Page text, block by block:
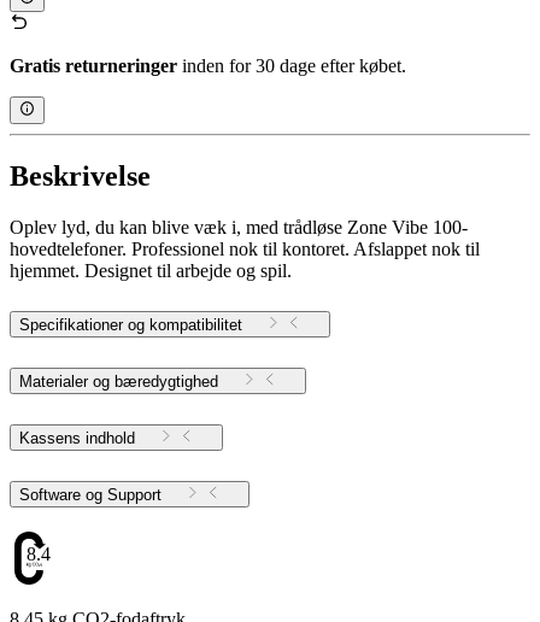
Gratis returneringer inden for 30 dage efter købet.
Beskrivelse
Oplev lyd, du kan blive væk i, med trådløse Zone Vibe 100-
hovedtelefoner. Professionel nok til kontoret. Afslappet nok til
hjemmet. Designet til arbejde og spil.
Specifikationer og kompatibilitet
Materialer og bæredygtighed
Kassens indhold
Software og Support
8.45